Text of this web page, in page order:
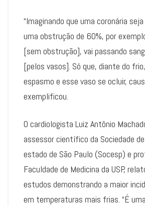
“Imaginando que uma coronária
uma obstrução de 60%, por
[sem obstrução], vai passando
[pelos vasos]. Só que, diante do
espasmo e esse vaso se ocluir,
exemplificou.
O cardiologista Luiz Antônio
assessor científico da Sociedade
estado de São Paulo (Socesp) e
Faculdade de Medicina da USP,
estudos demonstrando a maior
em temperaturas mais frias. “É